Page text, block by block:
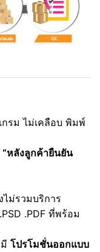
รม ไม่เคลือบ พิมพ์
“หลังลูกค้ายืนยัน
ไม่รวมบริการ
.PDF ที่พร้อม
มีโปรโมชั่นออกแบบ